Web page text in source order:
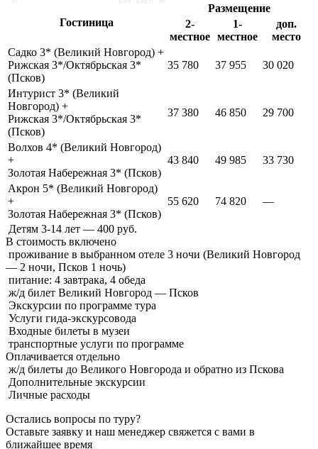
Гостиница
Размещение
2-
местное
1-
местное
доп.
место
Садко 3* (Великий Новгород) +
Рижская 3*/Октябрьская 3*
(Псков)
35 780 37 955 30 020
Интурист 3* (Великий
Новгород) +
Рижская 3*/Октябрьская 3*
(Псков)
37 380 46 850 29 700
Волхов 4* (Великий Новгород)
+
Золотая Набережная 3* (Псков)
43 840 49 985 33 730
Акрон 5* (Великий Новгород)
+
Золотая Набережная 3* (Псков)
55 620 74 820 —
Детям 3-14 лет — 400 руб.
В стоимость включено
проживание в выбранном отеле 3 ночи (Великий Новгород
— 2 ночи, Псков 1 ночь)
питание: 4 завтрака, 4 обеда
ж/д билет Великий Новгород — Псков
Экскурсии по программе тура
Услуги гида-экскурсовода
Входные билеты в музеи
транспортные услуги по программе
Оплачивается отдельно
ж/д билеты до Великого Новгорода и обратно из Пскова
Дополнительные экскурсии
Личные расходы
Остались вопросы по туру?
Оставьте заявку и наш менеджер свяжется с вами в
ближайшее время